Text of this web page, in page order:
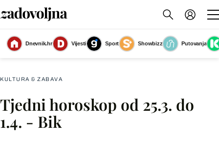
Dnevnik.hr Vijesti Sport Showbizz
Putovanja
Tjedni horoskop za ožujak 2024
(Foto: Zadovoljna.hr)
KULTURA & ZABAVA
Tjedni horoskop od 25.3. do
1.4. - Bik
Facebook